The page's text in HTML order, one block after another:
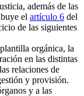
además de las
el artículo 6 del
de las siguientes
orgánica, la
en las distintas
relaciones de
y provisión.
y a las